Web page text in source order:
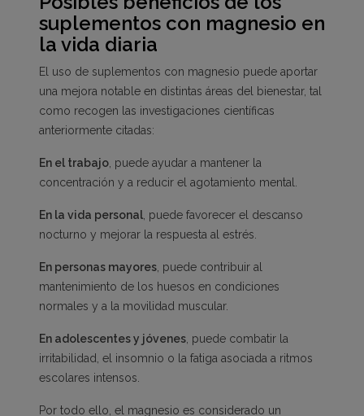
suplementos con magnesio en
la vida diaria
El uso de suplementos con magnesio puede aportar
una mejora notable en distintas áreas del bienestar, tal
como recogen las investigaciones científicas
anteriormente citadas:
En el trabajo , puede ayudar a mantener la
concentración y a reducir el agotamiento mental.
En la vida personal , puede favorecer el descanso
nocturno y mejorar la respuesta al estrés.
En personas mayores , puede contribuir al
mantenimiento de los huesos en condiciones
normales y a la movilidad muscular.
En adolescentes y jóvenes , puede combatir la
irritabilidad, el insomnio o la fatiga asociada a ritmos
escolares intensos.
Por todo ello, el magnesio es considerado un